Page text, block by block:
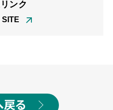
ンク
る